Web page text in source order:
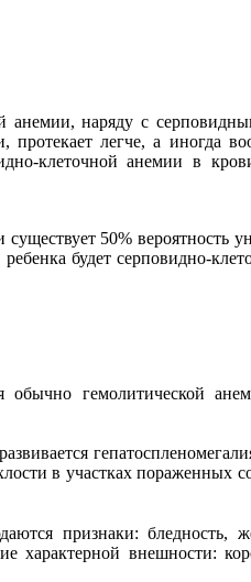
анемии, наряду с
легче, а иногда
клеточной анемии в
50% вероятность
будет серповидно-
обычно гемолитической
в участках пораженных
признаки: бледность,
характерной внешности: